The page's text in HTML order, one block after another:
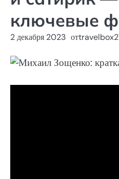
ключевые
2 декабря 2023 от